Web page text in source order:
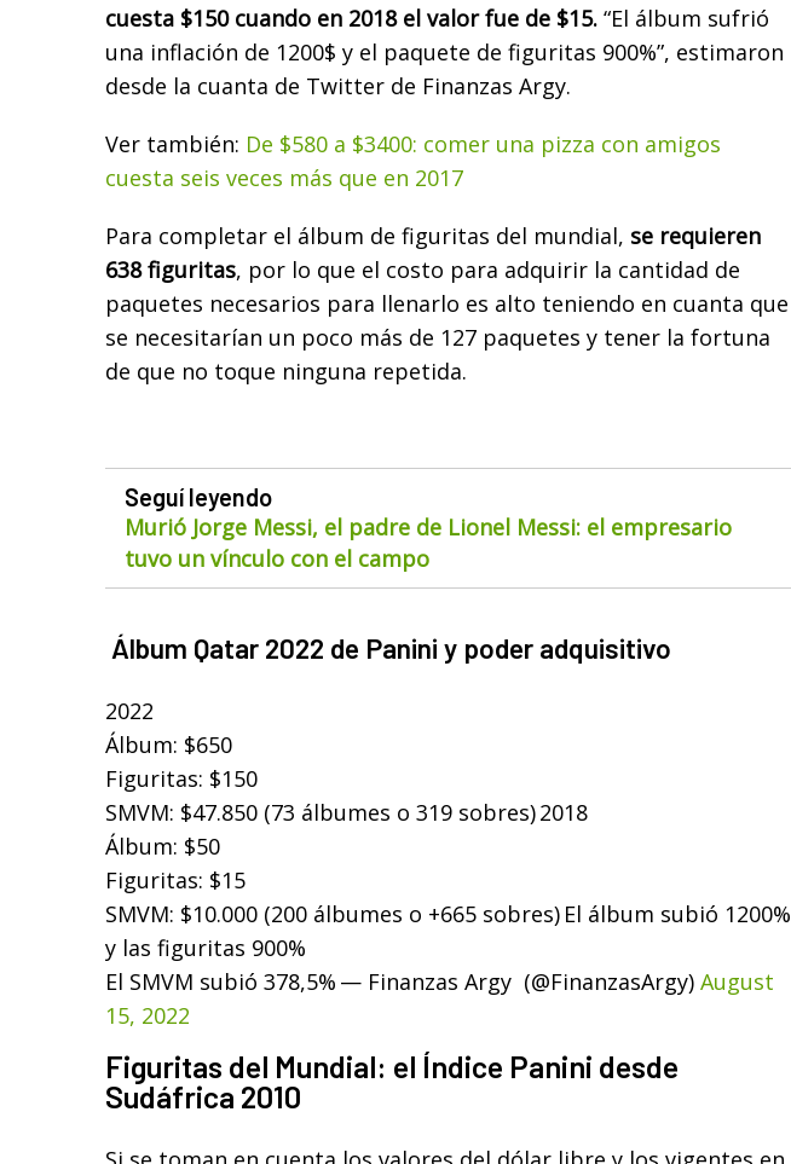
cuesta $150 cuando en 2018 el valor fue de $15. “El álbum sufrió
una inflación de 1200$ y el paquete de figuritas 900%”, estimaron
desde la cuanta de Twitter de Finanzas Argy.
Ver también: De $580 a $3400: comer una pizza con amigos
cuesta seis veces más que en 2017
Para completar el álbum de figuritas del mundial, se requieren
638 figuritas, por lo que el costo para adquirir la cantidad de
paquetes necesarios para llenarlo es alto teniendo en cuanta que
se necesitarían un poco más de 127 paquetes y tener la fortuna
de que no toque ninguna repetida.
Seguí leyendo
Murió Jorge Messi, el padre de Lionel Messi: el empresario
tuvo un vínculo con el campo
Álbum Qatar 2022 de Panini y poder adquisitivo
2022
Álbum: $650
Figuritas: $150
SMVM: $47.850 (73 álbumes o 319 sobres)2018
Álbum: $50
Figuritas: $15
SMVM: $10.000 (200 álbumes o +665 sobres) El álbum subió 1200%
y las figuritas 900%
El SMVM subió 378,5% — Finanzas Argy (@FinanzasArgy) August
15, 2022
Figuritas del Mundial: el Índice Panini desde
Sudáfrica 2010